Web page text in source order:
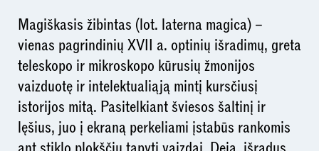
Magiškasis žibintas (lot. laterna magica) –
vienas pagrindinių XVII a. optinių išradimų, greta
teleskopo ir mikroskopo kūrusių žmonijos
vaizduotę ir intelektualiąją mintį kursčiusį
istorijos mitą. Pasitelkiant šviesos šaltinį ir
lęšius, juo į ekraną perkeliami įstabūs rankomis